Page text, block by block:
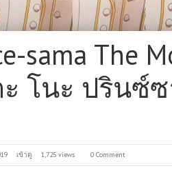
sama The
ะ โนะ ปรินซ์
เข้าดู 1,725 views 0 Comment